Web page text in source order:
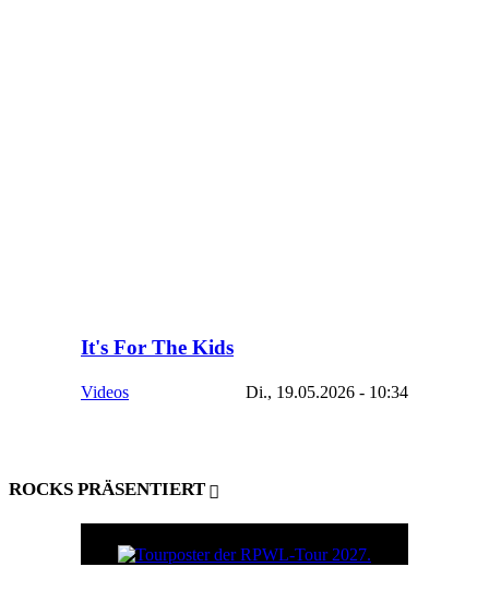
It's For The Kids
Videos Di., 19.05.2026 - 10:34
ROCKS PRÄSENTIERT